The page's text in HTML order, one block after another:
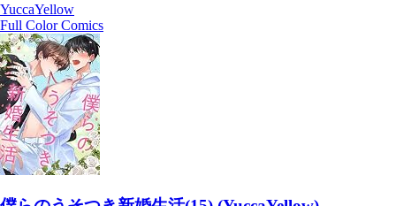
YuccaYellow
Full Color Comics